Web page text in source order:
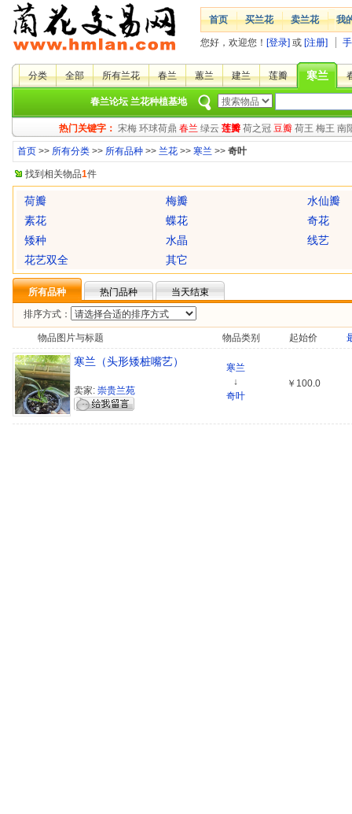
首页 买兰花 卖兰花 我
您好，欢迎您！ [登录] 或 [注册]
分类 全部 所有兰花 春兰 蕙兰 建兰 莲瓣 寒兰
春兰论坛 兰花种植基地
热门关键字： 宋梅 环球荷鼎 春兰 绿云 莲瓣 荷之冠 豆瓣 荷王 梅王 南
首页 >> 所有分类 >> 所有品种 >> 兰花 >> 寒兰 >> 奇叶
找到相关物品1件
荷瓣 梅瓣
水仙瓣
素花
蝶花
奇花
矮种
水晶
线艺
花艺双全
其它
所有品种 热门品种
当天结束
排序方式：
物品图片与标题 物品类别 起始价
寒兰（头形矮桩嘴艺）
卖家: 崇贵兰苑
寒兰
↓
奇叶
￥100.0